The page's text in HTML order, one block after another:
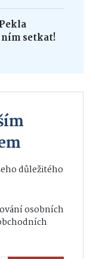
setkat!
důležitého
osobních